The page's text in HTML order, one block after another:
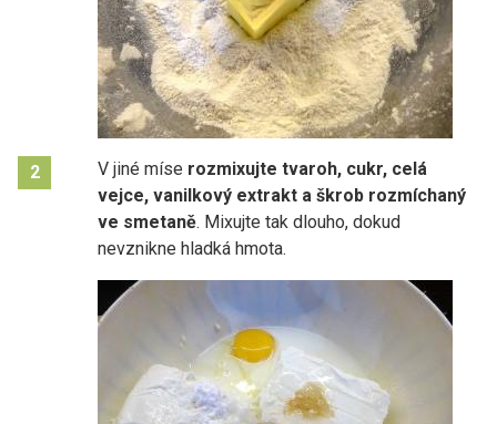
2 V jiné míse rozmixujte tvaroh, cukr, celá
vejce, vanilkový extrakt a škrob rozmíchaný
ve smetaně. Mixujte tak dlouho, dokud
nevznikne hladká hmota.